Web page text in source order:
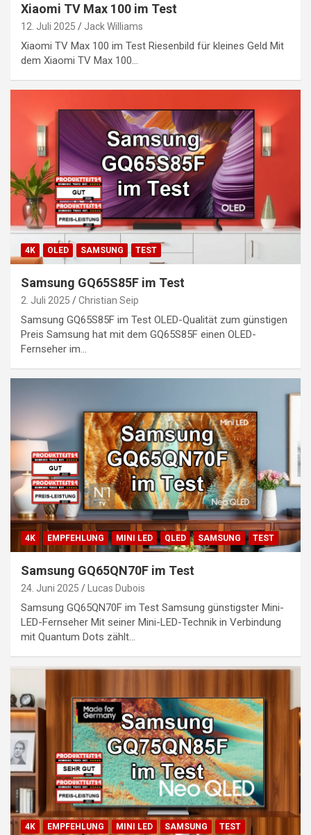
Xiaomi TV Max 100 im Test
12. Juli 2025 Jack Williams
Xiaomi TV Max 100 im Test Riesenbild für kleines Geld Mit
dem Xiaomi TV Max 100…
4K OLED SAMSUNG TEST
Samsung GQ65S85F im Test
2. Juli 2025 Christian Seip
Samsung GQ65S85F im Test OLED-Qualität zum günstigen
Preis Samsung hat mit dem GQ65S85F einen OLED-
Fernseher im…
4K EMPFEHLUNG MINI LED QLED SAMSUNG TEST
Samsung GQ65QN70F im Test
24. Juni 2025 Lucas Dubois
Samsung GQ65QN70F im Test Samsung günstigster Mini-
LED-Fernseher Mit seiner Mini-LED-Technik in Verbindung
mit Quantum Dots zählt…
4K EMPFEHLUNG MINI LED SAMSUNG TEST